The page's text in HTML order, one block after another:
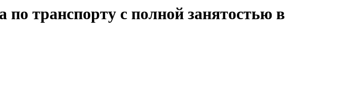
транспорту с полной занятостью в